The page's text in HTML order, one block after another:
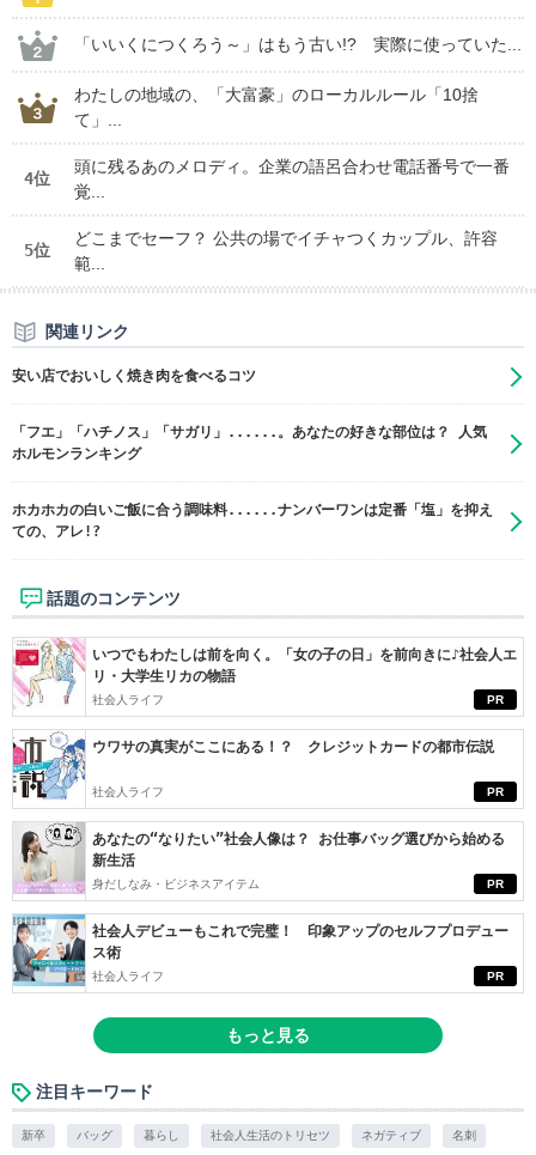
「いいくにつくろう～」はもう古い!? 実際に使っていた...
わたしの地域の、「大富豪」のローカルルール「10捨
て」...
4位
頭に残るあのメロディ。企業の語呂合わせ電話番号で一番
覚...
5位
どこまでセーフ？ 公共の場でイチャつくカップル、許容
範...
関連リンク
安い店でおいしく焼き肉を食べるコツ
「フエ」「ハチノス」「サガリ」......。あなたの好きな部位は？ 人気
ホルモンランキング
ホカホカの白いご飯に合う調味料......ナンバーワンは定番「塩」を抑え
ての、アレ!?
話題のコンテンツ
PR
いつでもわたしは前を向く。「女の子の日」を前向きに♪社会人エ
リ・大学生リカの物語
社会人ライフ
PR
ウワサの真実がここにある！？ クレジットカードの都市伝説
社会人ライフ
PR
あなたの“なりたい”社会人像は？ お仕事バッグ選びから始める
新生活
身だしなみ・ビジネスアイテム
PR
社会人デビューもこれで完璧！ 印象アップのセルフプロデュー
ス術
社会人ライフ
もっと見る
注目キーワード
新卒 バッグ 暮らし 社会人生活のトリセツ ネガティブ 名刺